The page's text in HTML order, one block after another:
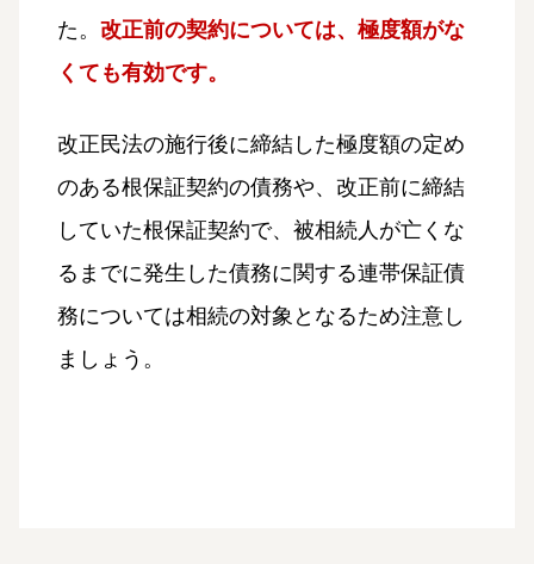
た。 改正前の契約については、極度額がな
くても有効です。
改正民法の施行後に締結した極度額の定め
のある根保証契約の債務や、改正前に締結
していた根保証契約で、被相続人が亡くな
るまでに発生した債務に関する連帯保証債
務については相続の対象となるため注意し
ましょう。